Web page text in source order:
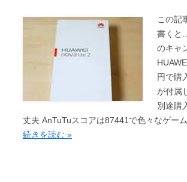
この記
書くと
のキャ
円で購
が付属
別途購
丈夫 AnTuTuスコアは87441で色々なゲー
続きを読む »